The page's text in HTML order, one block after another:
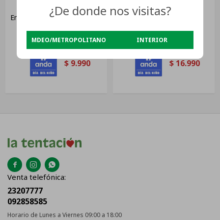
Colchon De Resorte
Embolsado Bumpcore 1.38 X
$11.990
$ 9.990
Sofá Living 3 Cuerpos
Autoarmable Madera
$18.990
$ 16.990
  
Venta telefónica:
23207777
092858585
Horario de Lunes a Viernes 09:00 a 18:00
¿De donde nos visitas?
MDEO/METROPOLITANO INTERIOR